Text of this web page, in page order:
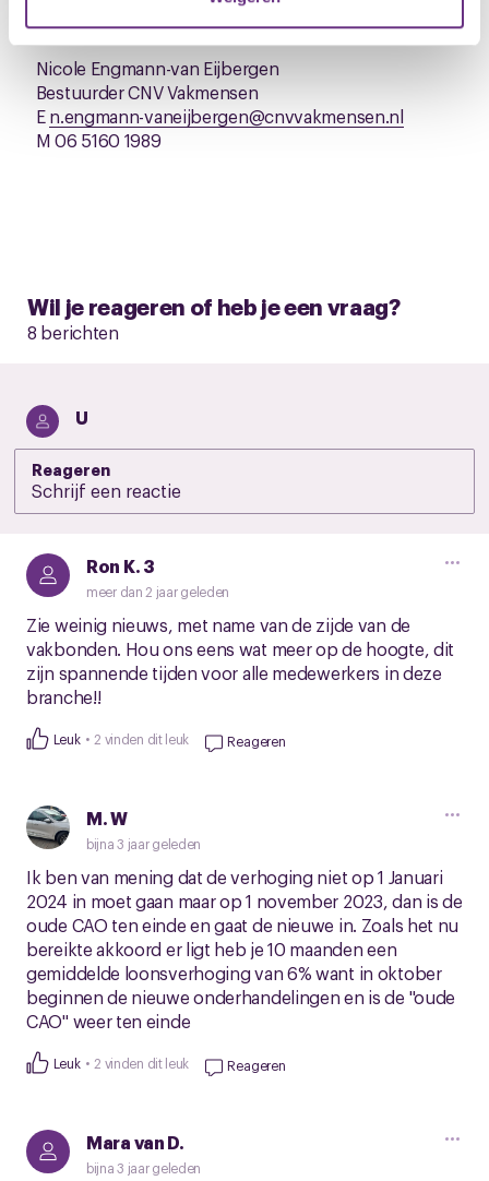
U kunt uw toestemming op elk moment wijzigen of
het ronde cookie-instellingenicoontje linksonder op de
pagina.
Jullie kunnen mij ook mailen, bellen of WhatsAppen
Nicole Engmann-van Eijbergen
Bestuurder CNV Vakmensen
En.engmann-vaneijbergen@cnvvakmensen.nl
M 06 5160 1989
Wil je reageren of heb je een vraag?
8 berichten
U
Reageren
Ron K. 3
meer dan 2 jaar geleden
Zie weinig nieuws, met name van de zijde van de
vakbonden. Hou ons eens wat meer op de hoogte, dit
zijn spannende tijden voor alle medewerkers in deze
branche!!
Leuk 2 vinden dit leuk Reageren
M. W
bijna 3 jaar geleden
Ik ben van mening dat de verhoging niet op 1 Januari
2024 in moet gaan maar op 1 november 2023, dan is de
oude CAO ten einde en gaat de nieuwe in. Zoals het nu
bereikte akkoord er ligt heb je 10 maanden een
gemiddelde loonsverhoging van 6% want in oktober
beginnen de nieuwe onderhandelingen en is de "oude
CAO" weer ten einde
Leuk 2 vinden dit leuk Reageren
Mara van D.
bijna 3 jaar geleden